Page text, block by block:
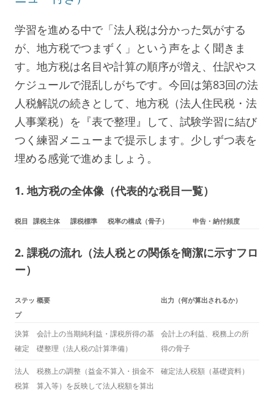
学習を進める中で「法人税は分かった気がする
が、地方税でつまずく」という声をよく聞きま
す。地方税は名目や計算の順序が増え、仕訳やス
ケジュールで混乱しがちです。今回は第83回の法
人税解説の続きとして、地方税（法人住民税・法
人事業税）を『表で整理』して、試験学習に結び
つく練習メニューまで提示します。少しずつ表を
埋める感覚で進めましょう。
1. 地方税の全体像（代表的な税目一覧）
税目 課税主体 課税標準 税率の構成（骨子） 申告・納付頻度
2. 課税の流れ（法人税との関係を簡潔に示すフロ
ー）
ステッ
プ
概要 出力（何が算出されるか）
決算
確定
会計上の当期純利益・課税所得の基
礎整理（法人税の計算準備）
会計上の利益、税務上の所
得の骨子
法人
税算
税務上の調整（益金不算入・損金不
算入等）を反映して法人税額を算出
確定法人税額（基礎資料）